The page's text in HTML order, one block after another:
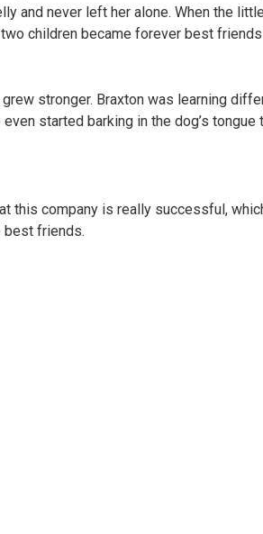
and never left her alone. When the
children became forever best
stronger. Braxton was learning
started barking in the dog’s tongue
this company is really successful,
best friends.